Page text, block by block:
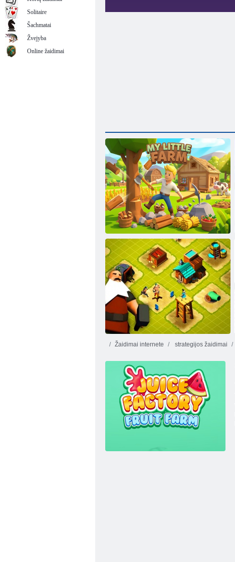
Mano mažasis ūkis
Miesto pastatas
Žaidimai internete strategijos žaidimai
Solitaire
Šachmatai
Žvejyba
Online žaidimai